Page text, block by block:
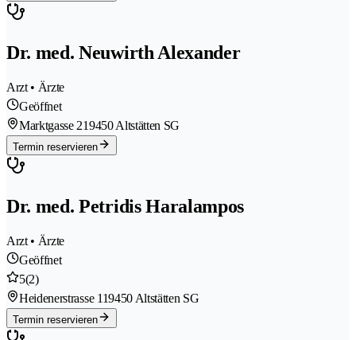
Dr. med. Neuwirth Alexander
Arzt • Ärzte
Geöffnet
Marktgasse 219450 Altstätten SG
Termin reservieren
Dr. med. Petridis Haralampos
Arzt • Ärzte
Geöffnet
5(2)
Heidenerstrasse 119450 Altstätten SG
Termin reservieren